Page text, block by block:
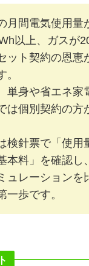
月間電気使用量
以上、ガスが
ット契約の恩恵
。
単身や省エネ家
は個別契約の方
検針票で「使用
本料」を確認し
ュレーションを
一歩です。